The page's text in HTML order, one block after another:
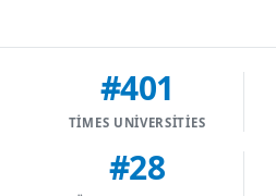
#401
TIMES UNIVERSITIES
#28